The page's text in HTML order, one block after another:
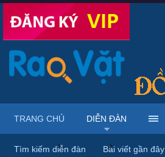
Trang chủ Diễn đàn Tags
TRANG CHỦ DIỄN ĐÀN
Tìm kiếm diễn đàn Bài viết gần đây